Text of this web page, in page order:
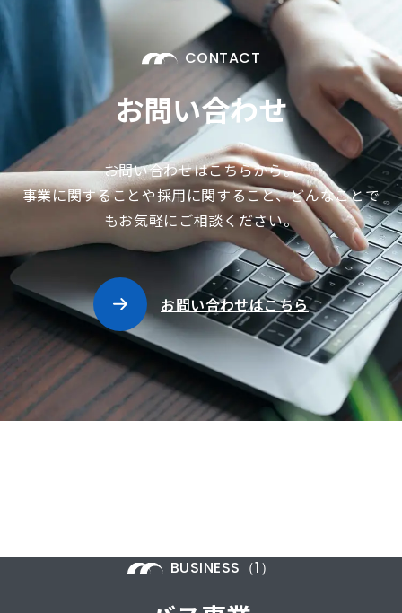
CONTACT
お問い合わせ
お問い合わせはこちらから。
事業に関することや採用に関すること、どんなことで
もお気軽にご相談ください。
お問い合わせはこちら
BUSINESS（1）